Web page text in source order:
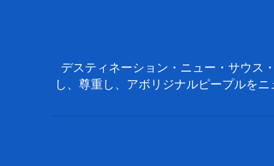
デスティネーション・ニュー・サウス
し、尊重し、アボリジナルピープルを